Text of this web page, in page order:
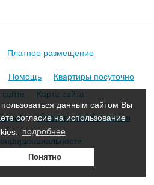
данным сайтом Вы
согласие на использование
подробнее
Понятно
Платное размещение
Помощь
Квартиры посуточно
Карта сайта
Условия использования